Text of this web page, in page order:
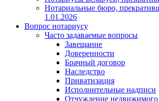
Нотариальные бюро,
1.01.2026
Вопрос нотариусу
Часто задаваемые вопросы
Завещание
Доверенности
Брачный договор
Наследство
Приватизация
Исполнительные надписи
Отчуждение